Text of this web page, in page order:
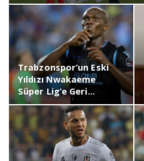
Trabzonspor’un Eski
Yıldızı Nwakaeme
Süper Lig’e Geri…